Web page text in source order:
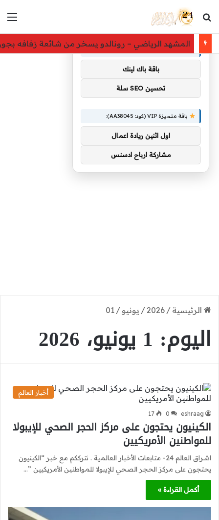
بحث عن
المشهد الرياضي – رونالدو يسخر من شائعة زفافه
الرئيسية /
2026
/ يونيو /
01
اليوم: 1 يونيو، 2026
أخبار العالم
eshraag
0
17
الكينيون يحتجون على مركز الحجر الصحي للإيبولا
للمواطنين الأمريكيين
اشراق العالم 24- متابعات الأخبار العالمية . نترككم مع خبر “الكينيون
يحتجون على مركز الحجر الصحي للإيبولا للمواطنين الأمريكيين ”…
أكمل القراءة »
توصيات :
باقة متميزة VIP (كود: AA11138):
باقة باك لينك
تحسين SEO سلة
باقة متميزة VIP (كود: AA38045):
اول اثنين ريادة اعمال
مشاركة ارباح ادسنس